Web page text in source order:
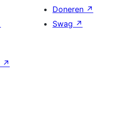
Doneren ↗
Swag ↗
↗